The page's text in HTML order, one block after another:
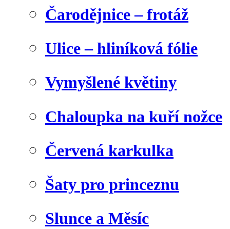
Čarodějnice – frotáž
Ulice – hliníková fólie
Vymyšlené květiny
Chaloupka na kuří nožce
Červená karkulka
Šaty pro princeznu
Slunce a Měsíc